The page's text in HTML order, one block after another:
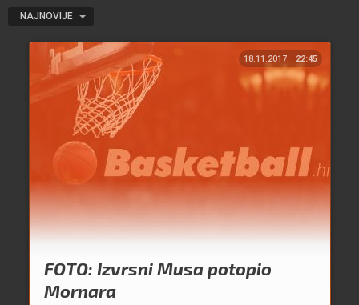
NAJNOVIJE
18.11.2017. 22:45
FOTO: Izvrsni Musa potopio
Mornara